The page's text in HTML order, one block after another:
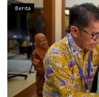
Berita